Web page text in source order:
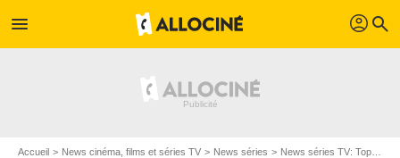
menu profil search
Accueil News cinéma, films et séries TV News séries News séries TV: Top et Flop